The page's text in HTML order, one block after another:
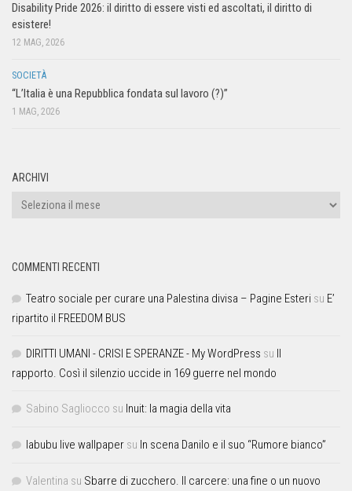
Disability Pride 2026: il diritto di essere visti ed ascoltati, il diritto di
esistere!
12 MAG, 2026
SOCIETÀ
“L’Italia è una Repubblica fondata sul lavoro (?)”
1 MAG, 2026
ARCHIVI
COMMENTI RECENTI
Teatro sociale per curare una Palestina divisa – Pagine Esteri su E’
ripartito il FREEDOM BUS
DIRITTI UMANI - CRISI E SPERANZE - My WordPress su Il
rapporto. Così il silenzio uccide in 169 guerre nel mondo
Sabino Sagliocco su Inuit: la magia della vita
labubu live wallpaper su In scena Danilo e il suo “Rumore bianco”
Valentina su Sbarre di zucchero. Il carcere: una fine o un nuovo